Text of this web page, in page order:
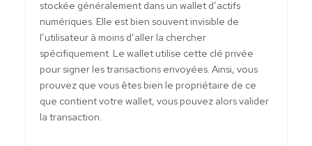
stockée généralement dans un wallet d’actifs
numériques. Elle est bien souvent invisible de
l’utilisateur à moins d’aller la chercher
spécifiquement. Le wallet utilise cette clé privée
pour signer les transactions envoyées. Ainsi, vous
prouvez que vous êtes bien le propriétaire de ce
que contient votre wallet, vous pouvez alors valider
la transaction.